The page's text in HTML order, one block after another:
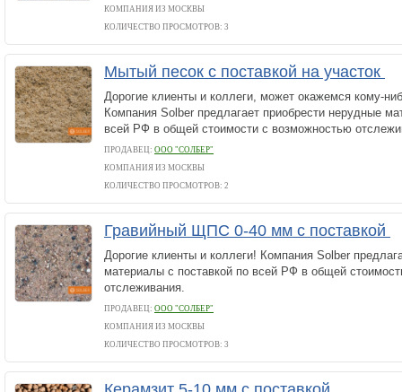
КОМПАНИЯ ИЗ МОСКВЫ
КОЛИЧЕСТВО ПРОСМОТРОВ: 3
Мытый песок с поставкой на участок
Дорогие клиенты и коллеги, может окажемся кому-
Компания Solber предлагает приобрести нерудные
всей РФ в общей стоимости с возможностью
ПРОДАВЕЦ: ООО "СОЛБЕР"
КОМПАНИЯ ИЗ МОСКВЫ
КОЛИЧЕСТВО ПРОСМОТРОВ: 2
Гравийный ЩПС 0-40 мм с поставкой
Дорогие клиенты и коллеги! Компания Solber
материалы с поставкой по всей РФ в общей
отслеживания.
ПРОДАВЕЦ: ООО "СОЛБЕР"
КОМПАНИЯ ИЗ МОСКВЫ
КОЛИЧЕСТВО ПРОСМОТРОВ: 3